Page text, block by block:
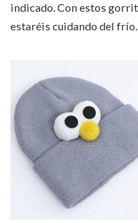
indicado. Con estos
estaréis cuidando del frío.